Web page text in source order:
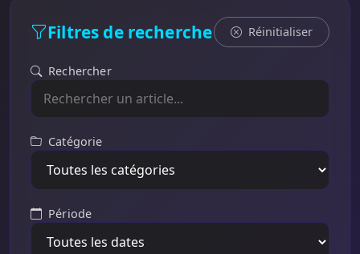
Filtres de recherche Réinitialiser
Rechercher
Catégorie
Période